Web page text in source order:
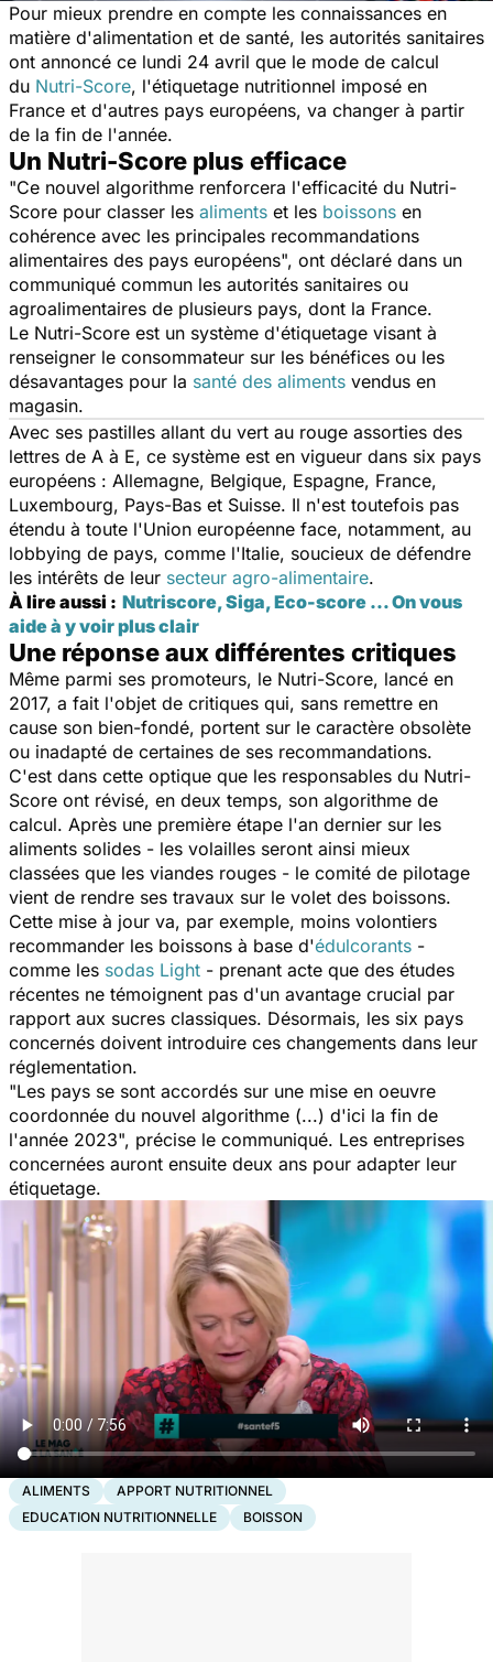
Pour mieux prendre en compte les connaissances en
matière d'alimentation et de santé, les autorités sanitaires
ont annoncé ce lundi 24 avril que le mode de calcul
du Nutri-Score, l'étiquetage nutritionnel imposé en
France et d'autres pays européens, va changer à partir
de la fin de l'année.
Un Nutri-Score plus efficace
"Ce nouvel algorithme renforcera l'efficacité du Nutri-
Score pour classer les aliments et les boissons en
cohérence avec les principales recommandations
alimentaires des pays européens", ont déclaré dans un
communiqué commun les autorités sanitaires ou
agroalimentaires de plusieurs pays, dont la France.
Le Nutri-Score est un système d'étiquetage visant à
renseigner le consommateur sur les bénéfices ou les
désavantages pour la santé des aliments vendus en
magasin.
Avec ses pastilles allant du vert au rouge assorties des
lettres de A à E, ce système est en vigueur dans six pays
européens : Allemagne, Belgique, Espagne, France,
Luxembourg, Pays-Bas et Suisse. Il n'est toutefois pas
étendu à toute l'Union européenne face, notamment, au
lobbying de pays, comme l'Italie, soucieux de défendre
les intérêts de leur secteur agro-alimentaire.
À lire aussi : Nutriscore, Siga, Eco-score … On vous
aide à y voir plus clair
Une réponse aux différentes critiques
Même parmi ses promoteurs, le Nutri-Score, lancé en
2017, a fait l'objet de critiques qui, sans remettre en
cause son bien-fondé, portent sur le caractère obsolète
ou inadapté de certaines de ses recommandations.
C'est dans cette optique que les responsables du Nutri-
Score ont révisé, en deux temps, son algorithme de
calcul. Après une première étape l'an dernier sur les
aliments solides - les volailles seront ainsi mieux
classées que les viandes rouges - le comité de pilotage
vient de rendre ses travaux sur le volet des boissons.
Cette mise à jour va, par exemple, moins volontiers
recommander les boissons à base d'édulcorants -
comme les sodas Light - prenant acte que des études
récentes ne témoignent pas d'un avantage crucial par
rapport aux sucres classiques. Désormais, les six pays
concernés doivent introduire ces changements dans leur
réglementation.
"Les pays se sont accordés sur une mise en oeuvre
coordonnée du nouvel algorithme (...) d'ici la fin de
l'année 2023", précise le communiqué. Les entreprises
concernées auront ensuite deux ans pour adapter leur
étiquetage.
ALIMENTS
APPORT NUTRITIONNEL
EDUCATION NUTRITIONNELLE
BOISSON